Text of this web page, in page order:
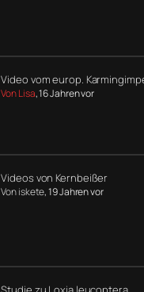
Video vom europ.
Von Lisa, 16 Jahren vor
Videos von Kernbeißer
Von iskete, 19 Jahren vor